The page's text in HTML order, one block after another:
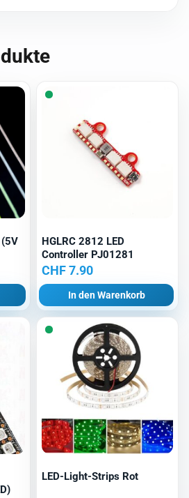
HGLRC 2812 LED
Controller PJ01281
CHF7.90
In den Warenkorb
LED-Light-Strips Rot